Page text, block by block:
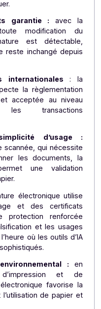
accrue :
la
celle de niveau avancé
présomption de
limite les contestations
:les
incluent des
l’identité du
La personne qui
garantie : avec
toute modification
est
reste inchangé
internationales
la
et acceptée au
les
d’usage
scannée, qui